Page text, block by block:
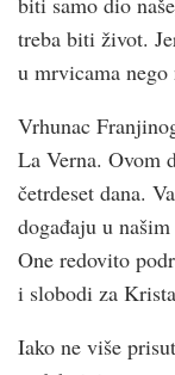
treba biti život.
u mrvicama nego
Vrhunac
La Verna. Ovom
četrdeset dana.
događaju u
One redovito
i slobodi za
Iako ne više